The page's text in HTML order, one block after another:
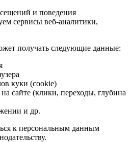
и поведения
сервисы веб-аналитики,
получать следующие данные:
куки (cookie)
сайте (клики, переходы, глубина
и др.
к персональным данным